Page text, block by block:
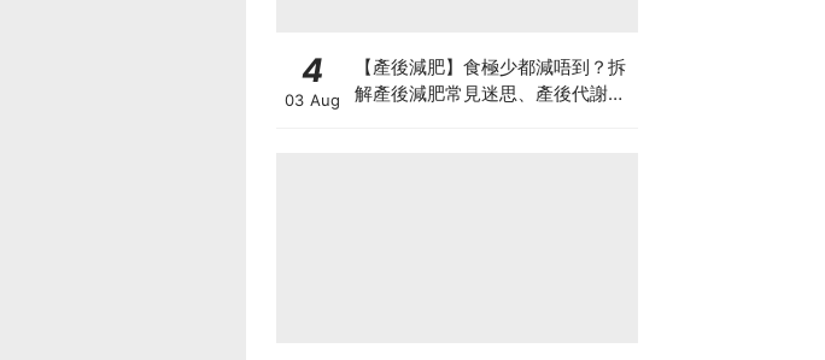
4
03 Aug
【產後減肥】食極少都減唔到？拆
解產後減肥常見迷思、產後代謝、